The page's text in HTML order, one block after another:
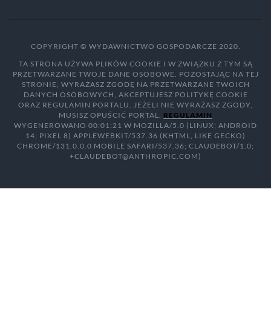
COPYRIGHT © WYDAWNICTWO GOSPODARCZE 2020.
TA STRONA UŻYWA PLIKÓW COOKIE I W ZWIĄZKU Z TYM SĄ
PRZETWARZANE TWOJE DANE OSOBOWE. POZOSTAJĄC NA TEJ
STRONIE, WYRAŻASZ ZGODĘ NA PRZETWARZANE TWOICH
DANYCH OSOBOWYCH, AKCEPTUJESZ POLITYKĘ COOKIE
ORAZ REGULAMIN PORTALU. JEŻELI NIE WYRAŻASZ ZGODY,
MUSISZ OPUŚCIĆ PORTAL. REGULAMIN
WYGENEROWANO 00:01:21 W MOZILLA/5.0 (LINUX; ANDROID
14; PIXEL 8) APPLEWEBKIT/537.36 (KHTML, LIKE GECKO)
CHROME/131.0.0.0 MOBILE SAFARI/537.36; CLAUDEBOT/1.0;
+CLAUDEBOT@ANTHROPIC.COM)